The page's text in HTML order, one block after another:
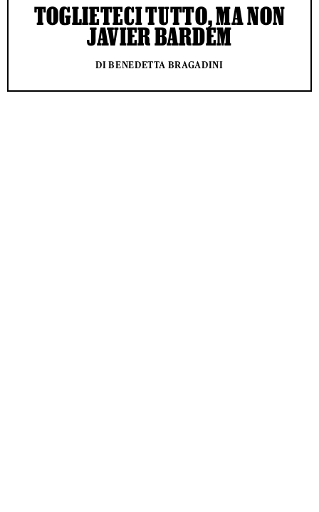
TOGLIETECI TUTTO, MA NON
JAVIER BARDEM
DI BENEDETTA BRAGADINI